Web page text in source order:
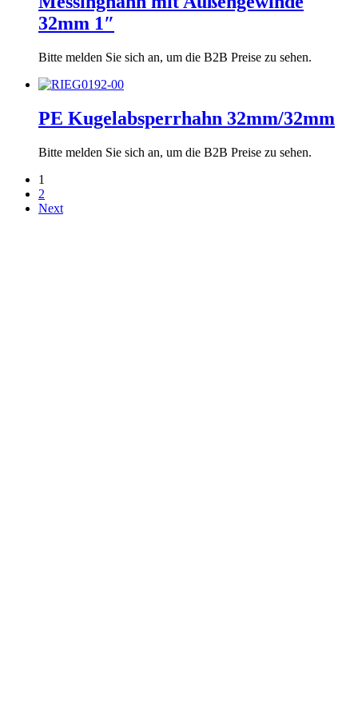
32mm 1″
Bitte melden Sie sich an, um die B2B Preise zu sehen.
PE Kugelabsperrhahn 32mm/32mm
Bitte melden Sie sich an, um die B2B Preise zu sehen.
1
2
Next